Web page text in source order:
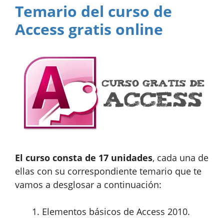
Temario del curso de
Access gratis online
El curso consta de 17 unidades, cada una de
ellas con su correspondiente temario que te
vamos a desglosar a continuación:
Elementos básicos de Access 2010.